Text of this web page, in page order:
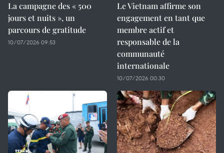
La campagne des « 500
jours et nuits », un
parcours de gratitude
10/07/2026 09:53
Le Vietnam affirme son
engagement en tant que
membre actif et
responsable de la
communauté
internationale
10/07/2026 00:30